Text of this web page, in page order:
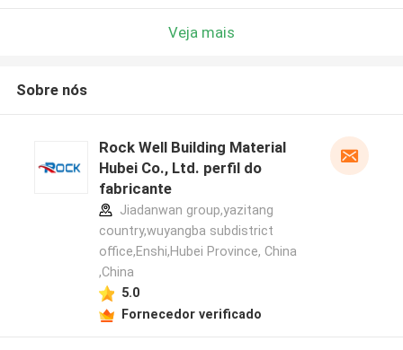
Veja mais
Sobre nós
Rock Well Building Material
Hubei Co., Ltd. perfil do
fabricante
Jiadanwan group,yazitang
country,wuyangba subdistrict
office,Enshi,Hubei Province, China
,China
5.0
Fornecedor verificado